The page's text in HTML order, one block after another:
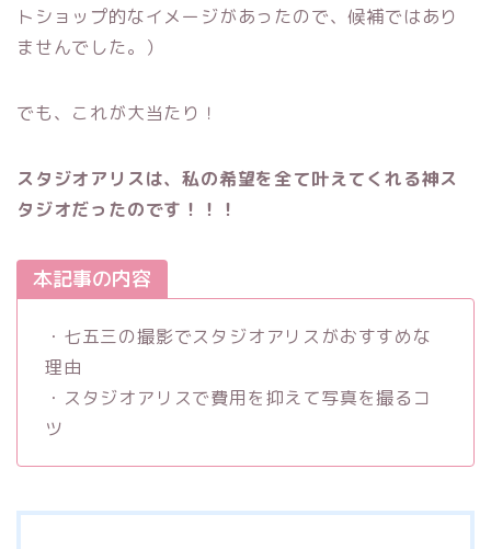
トショップ的なイメージがあったので、候補ではあり
ませんでした。）
でも、これが大当たり！
スタジオアリスは、私の希望を全て叶えてくれる神ス
タジオだったのです！！！
本記事の内容
・七五三の撮影でスタジオアリスがおすすめな
理由
・スタジオアリスで費用を抑えて写真を撮るコ
ツ